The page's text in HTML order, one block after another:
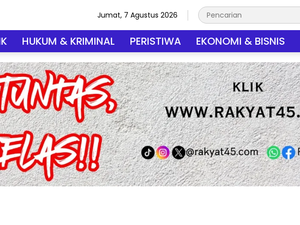
Jumat, 7 Agustus 2026
HUKUM & KRIMINAL PERISTIWA EKONOMI & BISNIS